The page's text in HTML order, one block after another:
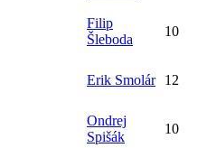
Filip
Šleboda
10
Erik Smolár 12
Ondrej
Spišák
10